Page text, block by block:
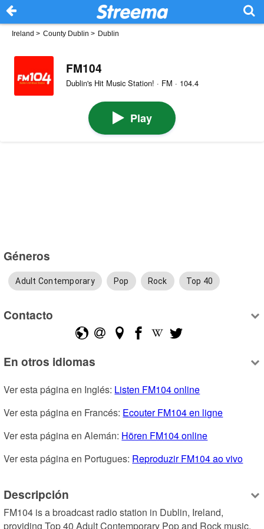
Ireland > County Dublin > Dublin
FM104
Dublin's Hit Music Station! · FM · 104.4
Play
Géneros
Adult Contemporary Pop Rock Top 40
Contacto
En otros idiomas
Ver esta página en Inglés: Listen FM104 online
Ver esta página en Francés: Ecouter FM104 en ligne
Ver esta página en Alemán: Hören FM104 online
Ver esta página en Portugues: Reproduzir FM104 ao vivo
Descripción
FM104 is a broadcast radio station in Dublin, Ireland,
providing Top 40 Adult Contemporary Pop and Rock music.